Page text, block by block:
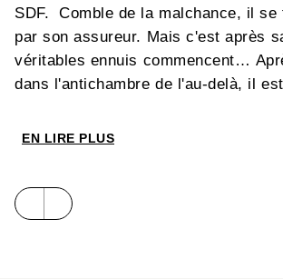
SDF. Comble de la malchance, il se
par son assureur. Mais c'est après
véritables ennuis commencent…
dans l'antichambre de l'au-delà, il
le droit chemin ! Et c'est ici que son
rattraper ce que l'on n'a pas ou mal
passée… Mais Benjamin, dans sa
EN LIRE PLUS